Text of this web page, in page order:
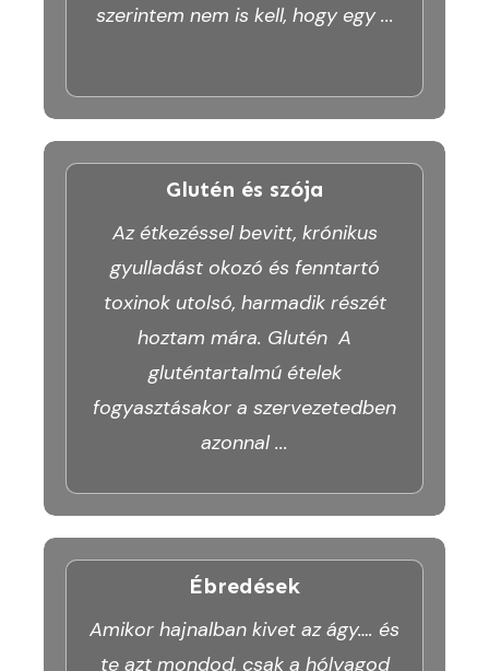
szerintem nem is kell, hogy egy ...
Glutén és szója
Az étkezéssel bevitt, krónikus
gyulladást okozó és fenntartó
toxinok utolsó, harmadik részét
hoztam mára. Glutén A
gluténtartalmú ételek
fogyasztásakor a szervezetedben
azonnal...
Ébredések
Amikor hajnalban kivet az ágy…. és
te azt mondod, csak a hólyagod